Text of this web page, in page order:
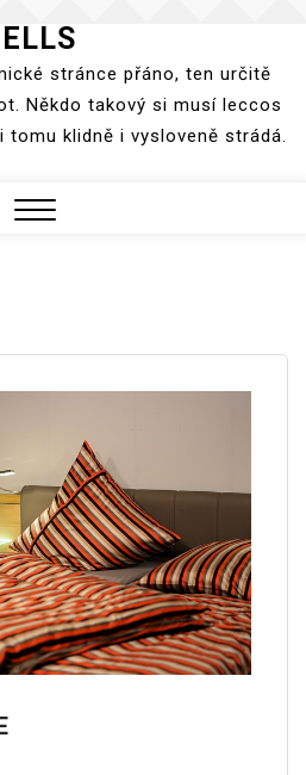
ELLS
stránce přáno, ten určitě
Někdo takový si musí leccos
tomu klidně i vysloveně strádá.